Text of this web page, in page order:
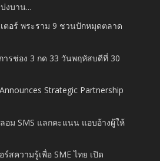
งบาน...
ตอร์ พระราม 9 ชวนปักหมุดตลาด
ารช่อง 3 กด 33 วันพฤหัสบดีที่ 30
Strategic Partnership
อม SMS แลกคะแนน แอบอ้างผู้ให้
ร์สความรู้เพื่อ SME ไทย เปิด